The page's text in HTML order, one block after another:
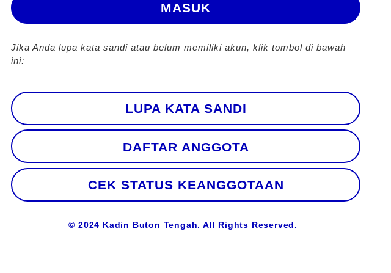
MASUK
Jika Anda lupa kata sandi atau belum memiliki akun, klik tombol di bawah
ini:
LUPA KATA SANDI
DAFTAR ANGGOTA
CEK STATUS KEANGGOTAAN
© 2024 Kadin Buton Tengah. All Rights Reserved.